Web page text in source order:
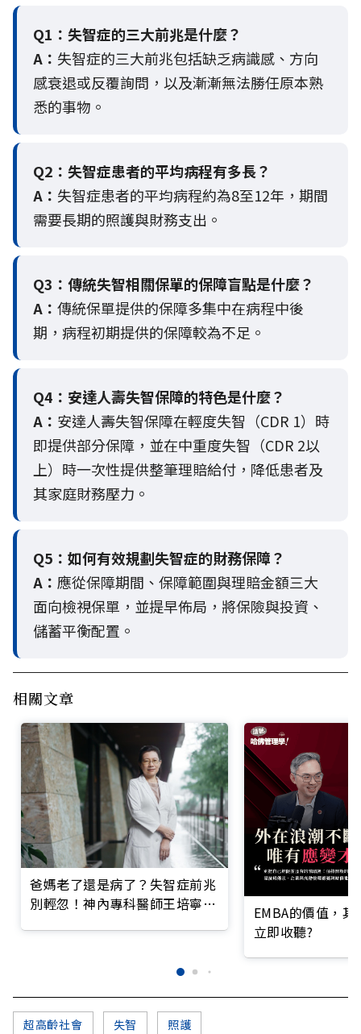
Q1：失智症的三大前兆是什麼？
A： 失智症的三大前兆包括缺乏病識感、方向
感衰退或反覆詢問，以及漸漸無法勝任原本熟
悉的事物。
Q2： 失智症患者的平均病程有多長？
A： 失智症患者的平均病程約為8至12年，期間
需要長期的照護與財務支出。
Q3： 傳統失智相關保單的保障盲點是什麼？
A： 傳統保單提供的保障多集中在病程中後
期，病程初期提供的保障較為不足。
Q4： 安達人壽失智保障的特色是什麼？
A： 安達人壽失智保障在輕度失智（CDR 1）時
即提供部分保障，並在中重度失智（CDR 2以
上）時一次性提供整筆理賠給付，降低患者及
其家庭財務壓力。
Q5： 如何有效規劃失智症的財務保障？
A： 應從保障期間、保障範圍與理賠金額三大
面向檢視保單，並提早佈局，將保險與投資、
儲蓄平衡配置。
相關文章
爸媽老了還是病了？失智症前兆
別輕忽！神內專科醫師王培寧呼
EMBA的價值，
立即收聽?
超高齡社會 失智 照護